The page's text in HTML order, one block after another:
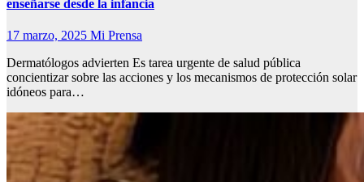
enseñarse desde la infancia
17 marzo, 2025 Mi Prensa
Dermatólogos advierten Es tarea urgente de salud pública
concientizar sobre las acciones y los mecanismos de protección solar
idóneos para…